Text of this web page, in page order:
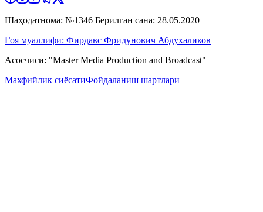
Шаҳодатнома: №1346 Берилган сана: 28.05.2020
Ғоя муаллифи: Фирдавс Фридунович Абдухаликов
Асосчиси: "Master Media Production and Broadcast"
Махфийлик сиёсатиФойдаланиш шартлари